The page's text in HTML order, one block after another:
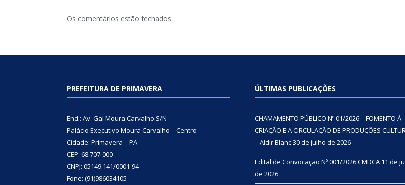
Os comentários estão fechados.
PREFEITURA DE PRIMAVERA
End.: Av. Gal Moura Carvalho S/N
Palácio Executivo Moura Carvalho – Centro
Cidade: Primavera – PA
CEP: 68.707-000
CNPJ: 05149.141/0001-94
Fone: (91)986034105
ÚLTIMAS PUBLICAÇÕES
CHAMAMENTO PÚBLICO Nº 01/2026 – FOMENTO À
CRIAÇÃO E A CIRCULAÇÃO DE PRODUÇÕES
– Aldir Blanc30 de julho de 2026
Edital de Convocação Nº 001/2026 CMDCA 11 de
de 2026